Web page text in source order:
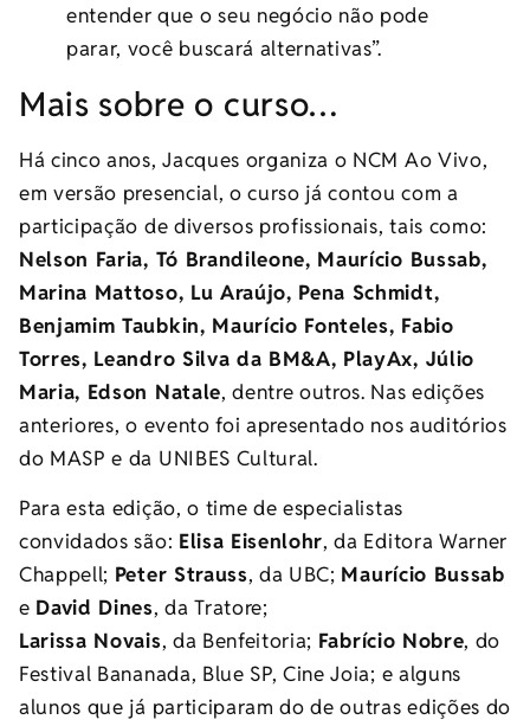
entender que o seu negócio não pode
parar, você buscará alternativas”.
Mais sobre o curso…
Há cinco anos, Jacques organiza o NCM Ao Vivo,
em versão presencial, o curso já contou com a
participação de diversos profissionais, tais como:
Nelson Faria, Tó Brandileone, Maurício Bussab,
Marina Mattoso, Lu Araújo, Pena Schmidt,
Benjamim Taubkin, Maurício Fonteles, Fabio
Torres, Leandro Silva da BM&A, PlayAx, Júlio
Maria, Edson Natale, dentre outros. Nas edições
anteriores, o evento foi apresentado nos auditórios
do MASP e da UNIBES Cultural.
Para esta edição, o time de especialistas
convidados são: Elisa Eisenlohr, da Editora Warner
Chappell; Peter Strauss, da UBC; Maurício Bussab
e David Dines, da Tratore;
Larissa Novais, da Benfeitoria; Fabrício Nobre, do
Festival Bananada, Blue SP, Cine Joia; e alguns
alunos que já participaram do de outras edições do